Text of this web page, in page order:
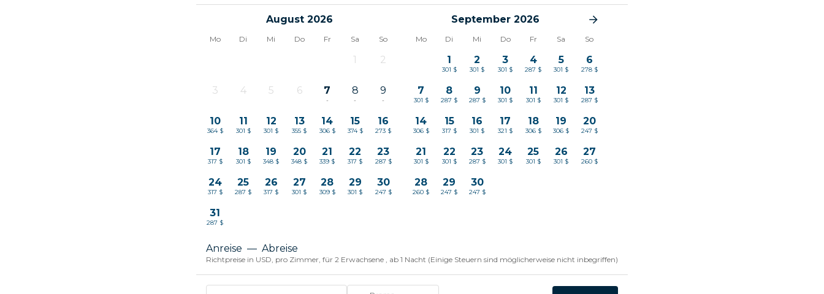
August 2026
Mo Di Mi Do Fr Sa So
1 2
3 4 5 6 7
-
8
-
9
-
10
364 $
11
301 $
12
301 $
13
355 $
14
306 $
15
374 $
16
273 $
17
317 $
18
301 $
19
348 $
20
348 $
21
339 $
22
317 $
23
287 $
24
317 $
25
287 $
26
317 $
27
301 $
28
309 $
29
301 $
30
247 $
31
287 $
September 2026
Mo Di Mi Do Fr Sa So
1
301 $
2
301 $
3
301 $
4
287 $
5
301 $
6
278 $
7
301 $
8
287 $
9
287 $
10
301 $
11
301 $
12
301 $
13
287 $
14
306 $
15
317 $
16
301 $
17
321 $
18
306 $
19
306 $
20
247 $
21
301 $
22
301 $
23
287 $
24
301 $
25
301 $
26
301 $
27
260 $
28
260 $
29
247 $
30
247 $
Anreise — Abreise
Richtpreise in USD, pro Zimmer, für 2 Erwachsene , ab 1 Nacht (Einige Steuern sind möglicherweise nicht inbegriffen)